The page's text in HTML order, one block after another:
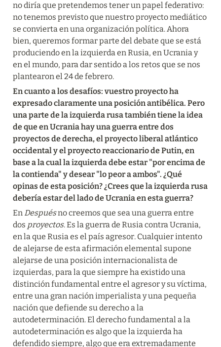
no diría que pretendemos tener un papel federativo:
no tenemos previsto que nuestro proyecto mediático
se convierta en una organización política. Ahora
bien, queremos formar parte del debate que se está
produciendo en la izquierda en Rusia, en Ucrania y
en el mundo, para dar sentido a los retos que se nos
plantearon el 24 de febrero.
En cuanto a los desafíos: vuestro proyecto ha
expresado claramente una posición antibélica. Pero
una parte de la izquierda rusa también tiene la idea
de que en Ucrania hay una guerra entre dos
proyectos de derecha, el proyecto liberal atlántico
occidental y el proyecto reaccionario de Putin, en
base a la cual la izquierda debe estar "por encima de
la contienda" y desear "lo peor a ambos". ¿Qué
opinas de esta posición? ¿Crees que la izquierda rusa
debería estar del lado de Ucrania en esta guerra?
En Después no creemos que sea una guerra entre
dos proyectos. Es la guerra de Rusia contra Ucrania,
en la que Rusia es el país agresor. Cualquier intento
de alejarse de esta afirmación elemental supone
alejarse de una posición internacionalista de
izquierdas, para la que siempre ha existido una
distinción fundamental entre el agresor y su víctima,
entre una gran nación imperialista y una pequeña
nación que defiende su derecho a la
autodeterminación. El derecho fundamental a la
autodeterminación es algo que la izquierda ha
defendido siempre, algo que era extremadamente